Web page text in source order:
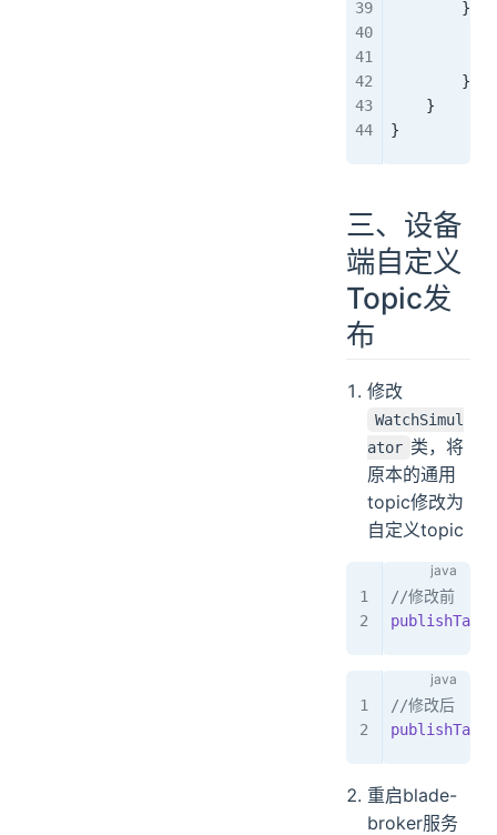
        }
        }
    }
}
三、设备
端自定义
Topic发
布
修改
WatchSimul
ator 类，将
原本的通用
topic修改为
自定义topic
//修改前
publishTask
//修改后
publishTask
重启blade-
broker服务